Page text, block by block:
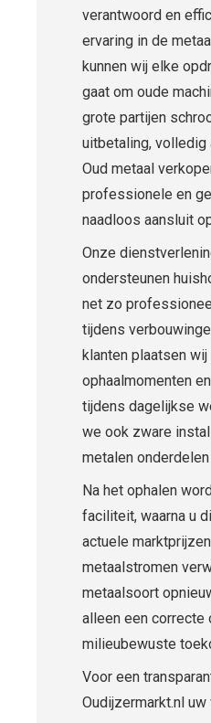
verantwoord en
ervaring in de
kunnen wij elke
gaat om oude
grote partijen
uitbetaling, volledig
Oud metaal
professionele en
naadloos aansluit
Onze
ondersteunen
net zo
tijdens
klanten plaatsen
ophaalmomenten
tijdens dagelijkse
we ook zware
metalen
Na het ophalen
faciliteit, waarna u
actuele
metaalstromen
metaalsoort
alleen een correcte
milieubewuste
Voor een
Oudijzermarkt.nl